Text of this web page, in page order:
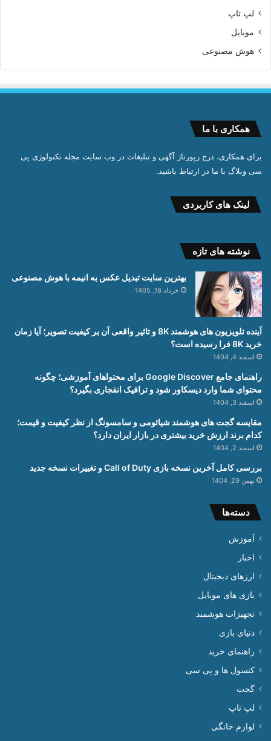
لپ تاپ
موبایل
هوش مصنوعی
همکاری با ما
برای همکاری، درج رپورتاژ آگهی و تبلیغات در وب سایت مجله تکنولوژی پی
سی وبلاگ با ما در ارتباط باشید.
لینک های کاربردی
نوشته های تازه
بهترین سایت تبدیل عکس به انیمه با هوش مصنوعی
خرداد 18, 1405
آینده تلویزیون های هوشمند 8K و تاثیر واقعی آن بر کیفیت تصویر؛ آیا زمان
خرید 8K فرا رسیده است؟
اسفند 4, 1404
راهنمای جامع Google Discover برای محتواهای آموزشی؛ چگونه
محتوای شما وارد دیسکاور شود و ترافیک انفجاری بگیرد؟
اسفند 3, 1404
مقایسه گجت های هوشمند شیائومی و سامسونگ از نظر کیفیت و قیمت؛
کدام برند ارزش خرید بیشتری در بازار ایران دارد؟
اسفند 2, 1404
بررسی کامل آخرین نسخه بازی Call of Duty و تغییرات نسخه جدید
بهمن 29, 1404
دسته‌ها
آموزش
اخبار
ارزهای دیجیتال
بازی های موبایل
تجهیزات هوشمند
دنیای بازی
راهنمای خرید
کنسول ها و پی سی
گجت
لپ تاپ
لوازم خانگی